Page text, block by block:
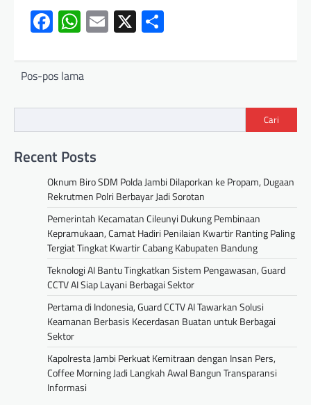
Facebook
WhatsApp
Email
X
Pos-pos lama
Cari
Recent Posts
Oknum Biro SDM Polda Jambi Dilaporkan ke Propam, Dugaan
Rekrutmen Polri Berbayar Jadi Sorotan
Pemerintah Kecamatan Cileunyi Dukung Pembinaan
Kepramukaan, Camat Hadiri Penilaian Kwartir Ranting Paling
Tergiat Tingkat Kwartir Cabang Kabupaten Bandung
Teknologi AI Bantu Tingkatkan Sistem Pengawasan, Guard
CCTV AI Siap Layani Berbagai Sektor
Pertama di Indonesia, Guard CCTV AI Tawarkan Solusi
Keamanan Berbasis Kecerdasan Buatan untuk Berbagai
Sektor
Kapolresta Jambi Perkuat Kemitraan dengan Insan Pers,
Coffee Morning Jadi Langkah Awal Bangun Transparansi
Informasi